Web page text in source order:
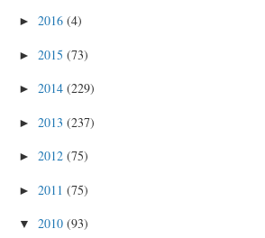
► 2016 (4)
► 2015 (73)
► 2014 (229)
► 2013 (237)
► 2012 (75)
► 2011 (75)
▼ 2010 (93)